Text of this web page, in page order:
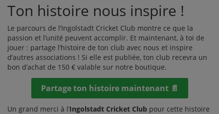
Ton histoire nous inspire !
Le parcours de l’Ingolstadt Cricket Club montre ce que la
passion et l’unité peuvent accomplir. Et maintenant, à toi de
jouer : partage l’histoire de ton club avec nous et inspire
d’autres associations ! Si elle est publiée, ton club recevra un
bon d’achat de 150 € valable sur notre boutique.
Partage ton histoire maintenant 📄
Un grand merci à l’Ingolstadt Cricket Club pour cette histoire